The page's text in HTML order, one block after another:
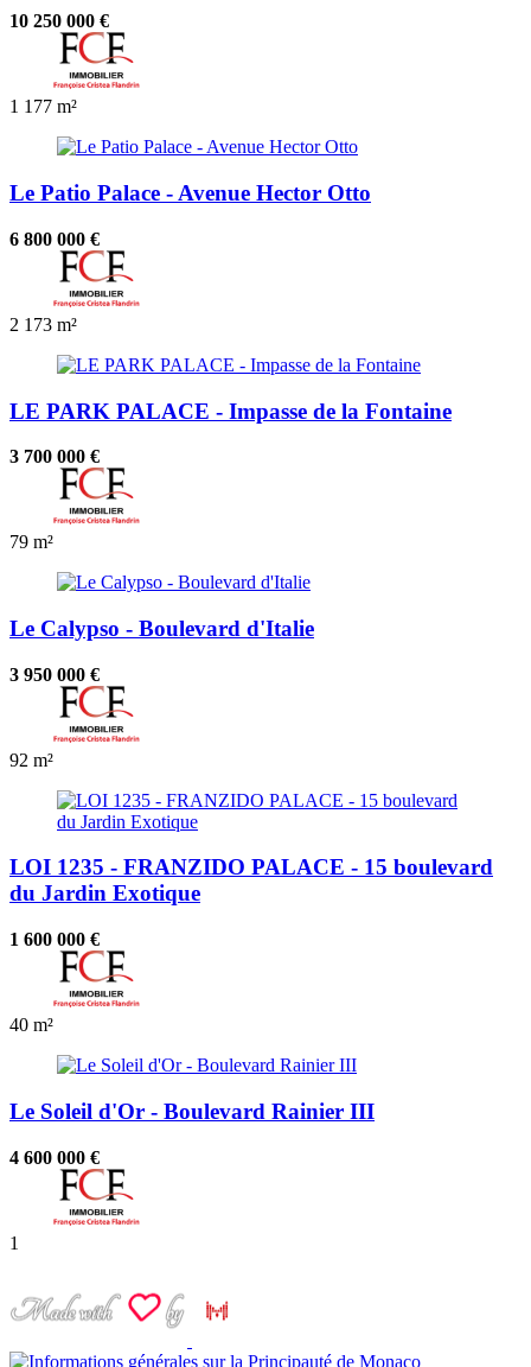
10 250 000 €
1 177 m²
Le Patio Palace - Avenue Hector Otto
6 800 000 €
2 173 m²
LE PARK PALACE - Impasse de la Fontaine
3 700 000 €
79 m²
Le Calypso - Boulevard d'Italie
3 950 000 €
92 m²
LOI 1235 - FRANZIDO PALACE - 15 boulevard
du Jardin Exotique
1 600 000 €
40 m²
Le Soleil d'Or - Boulevard Rainier III
4 600 000 €
1